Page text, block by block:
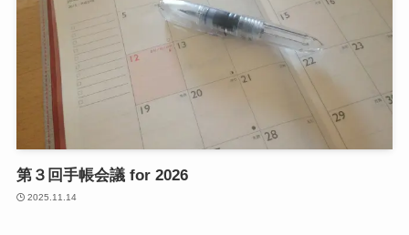
第３回手帳会議 for 2026
2025.11.14